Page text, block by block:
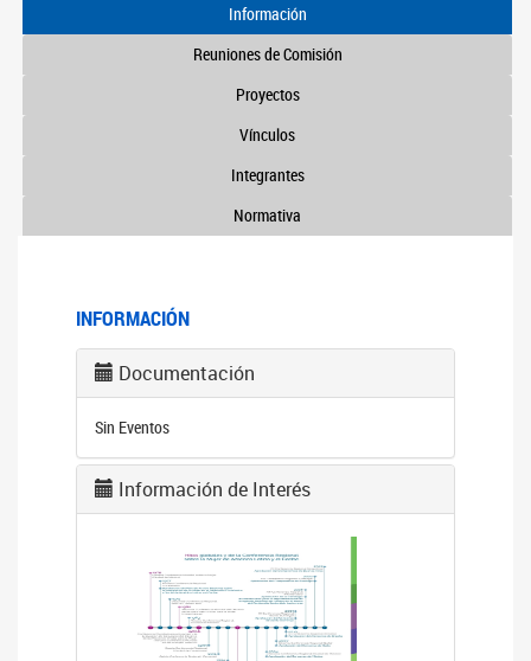
Información
Reuniones de Comisión
Proyectos
Vínculos
Integrantes
Normativa
INFORMACIÓN
Documentación
Sin Eventos
Información de Interés